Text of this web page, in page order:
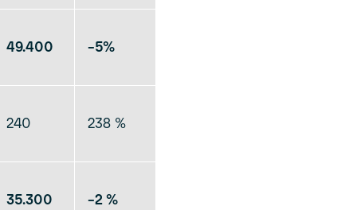
49.400 –5%
240 238 %
35.300 –2 %